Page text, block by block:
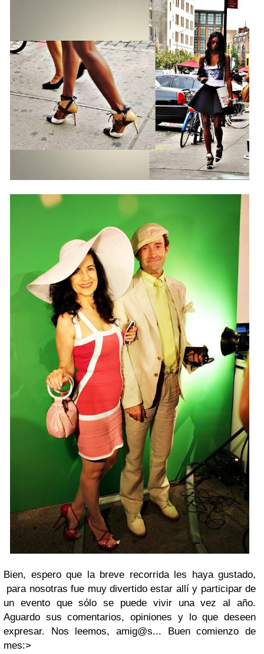
Bien, espero que la breve recorrida les haya gustado,
para nosotras fue muy divertido estar allí y participar de
un evento que sólo se puede vivir una vez al año.
Aguardo sus comentarios, opiniones y lo que deseen
expresar. Nos leemos, amig@s... Buen comienzo de
mes:>